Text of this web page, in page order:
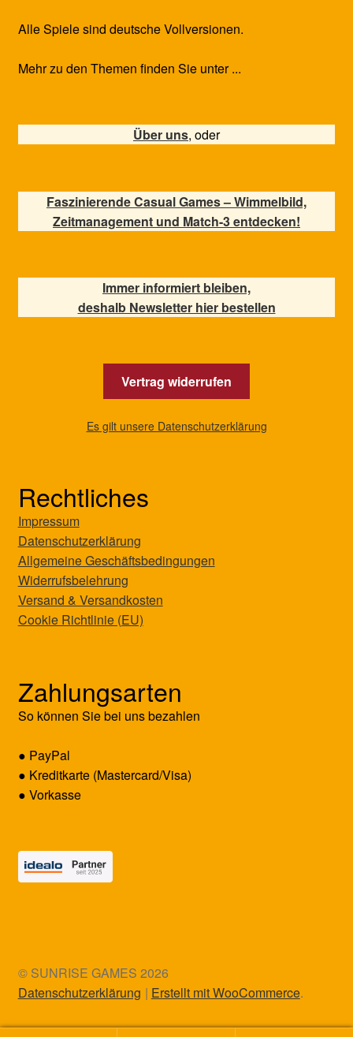
Alle Spiele sind deutsche Vollversionen.
Mehr zu den Themen finden Sie unter ...
Über uns, oder
Faszinierende Casual Games – Wimmelbild,
Zeitmanagement und Match-3 entdecken!
Immer informiert bleiben,
deshalb Newsletter hier bestellen
Vertrag widerrufen
Es gilt unsere Datenschutzerklärung
Rechtliches
Impressum
Datenschutzerklärung
Allgemeine Geschäftsbedingungen
Widerrufsbelehrung
Versand & Versandkosten
Cookie Richtlinie (EU)
Zahlungsarten
So können Sie bei uns bezahlen
● PayPal
● Kreditkarte (Mastercard/Visa)
● Vorkasse
© SUNRISE GAMES 2026
Datenschutzerklärung
Erstellt mit WooCommerce.